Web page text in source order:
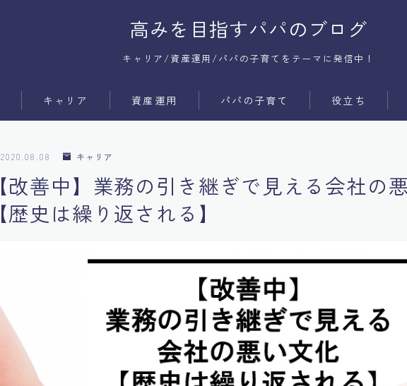
高みを目指すパパのブログ
キャリア/資産運用/パパの子育てをテーマに発信中！
キャリア
ブログ運営
資産運用 パパの子育て 役立ち
メンタル
2020.08.08 キャリア
【改善中】業務の引き継ぎで見える会社の
【歴史は繰り返される】